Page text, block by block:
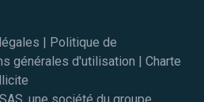
Politique de
générales d'utilisation
Charte